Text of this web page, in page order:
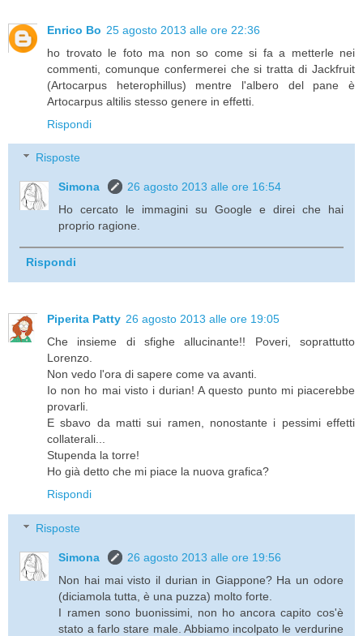
Enrico Bo 25 agosto 2013 alle ore 22:36
ho trovato le foto ma non so come si fa a metterle nei
commenti, comunque confermerei che si tratta di Jackfruit
(Artocarpus heterophillus) mentre l'albero del pane è
Artocarpus altilis stesso genere in effetti.
Rispondi
Risposte
Simona
26 agosto 2013 alle ore 16:54
Ho cercato le immagini su Google e direi che hai
proprio ragione.
Rispondi
Piperita Patty 26 agosto 2013 alle ore 19:05
Che insieme di sfighe allucinante!! Poveri, soprattutto
Lorenzo.
Non vedo l'ora di sapere come va avanti.
Io non ho mai visto i durian! A questo punto mi piacerebbe
provarli.
E sbavo da matti sui ramen, nonostante i pessimi effetti
collaterali...
Stupenda la torre!
Ho già detto che mi piace la nuova grafica?
Rispondi
Risposte
Simona
26 agosto 2013 alle ore 19:56
Non hai mai visto il durian in Giappone? Ha un odore
(diciamola tutta, è una puzza) molto forte.
I ramen sono buonissimi, non ho ancora capito cos'è
stato a farlo stare male. Abbiamo incolpato le verdurine